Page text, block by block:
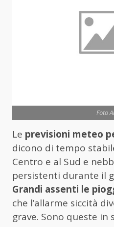
Foto
Le previsioni meteo
dicono di tempo
Centro e al Sud e
persistenti durante il
Grandi assenti le
che l’allarme siccità
grave. Sono queste in